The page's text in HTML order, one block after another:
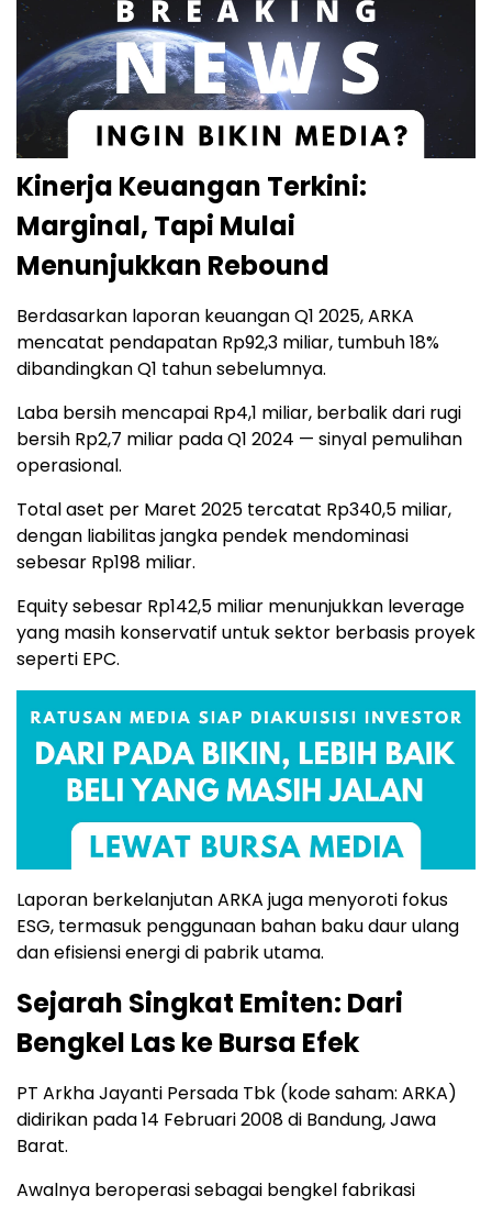
Kinerja Keuangan Terkini:
Marginal, Tapi Mulai
Menunjukkan Rebound
Berdasarkan laporan keuangan Q1 2025, ARKA
mencatat pendapatan Rp92,3 miliar, tumbuh 18%
dibandingkan Q1 tahun sebelumnya.
Laba bersih mencapai Rp4,1 miliar, berbalik dari rugi
bersih Rp2,7 miliar pada Q1 2024 — sinyal pemulihan
operasional.
Total aset per Maret 2025 tercatat Rp340,5 miliar,
dengan liabilitas jangka pendek mendominasi
sebesar Rp198 miliar.
Equity sebesar Rp142,5 miliar menunjukkan leverage
yang masih konservatif untuk sektor berbasis proyek
seperti EPC.
Laporan berkelanjutan ARKA juga menyoroti fokus
ESG, termasuk penggunaan bahan baku daur ulang
dan efisiensi energi di pabrik utama.
Sejarah Singkat Emiten: Dari
Bengkel Las ke Bursa Efek
PT Arkha Jayanti Persada Tbk (kode saham: ARKA)
didirikan pada 14 Februari 2008 di Bandung, Jawa
Barat.
Awalnya beroperasi sebagai bengkel fabrikasi